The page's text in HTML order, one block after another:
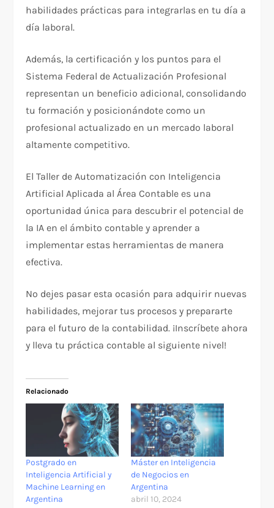
habilidades prácticas para integrarlas en tu día a
día laboral.
Además, la certificación y los puntos para el
Sistema Federal de Actualización Profesional
representan un beneficio adicional, consolidando
tu formación y posicionándote como un
profesional actualizado en un mercado laboral
altamente competitivo.
El Taller de Automatización con Inteligencia
Artificial Aplicada al Área Contable es una
oportunidad única para descubrir el potencial de
la IA en el ámbito contable y aprender a
implementar estas herramientas de manera
efectiva.
No dejes pasar esta ocasión para adquirir nuevas
habilidades, mejorar tus procesos y prepararte
para el futuro de la contabilidad. ¡Inscríbete ahora
y lleva tu práctica contable al siguiente nivel!
Relacionado
Postgrado en
Inteligencia Artificial y
Machine Learning en
Argentina
Máster en Inteligencia
de Negocios en
Argentina
abril 10, 2024